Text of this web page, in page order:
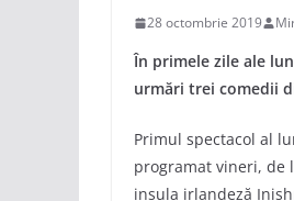
28 octombrie 2019
În primele zile ale
urmări trei comedii
Primul spectacol al
programat vineri, de
insula irlandeză